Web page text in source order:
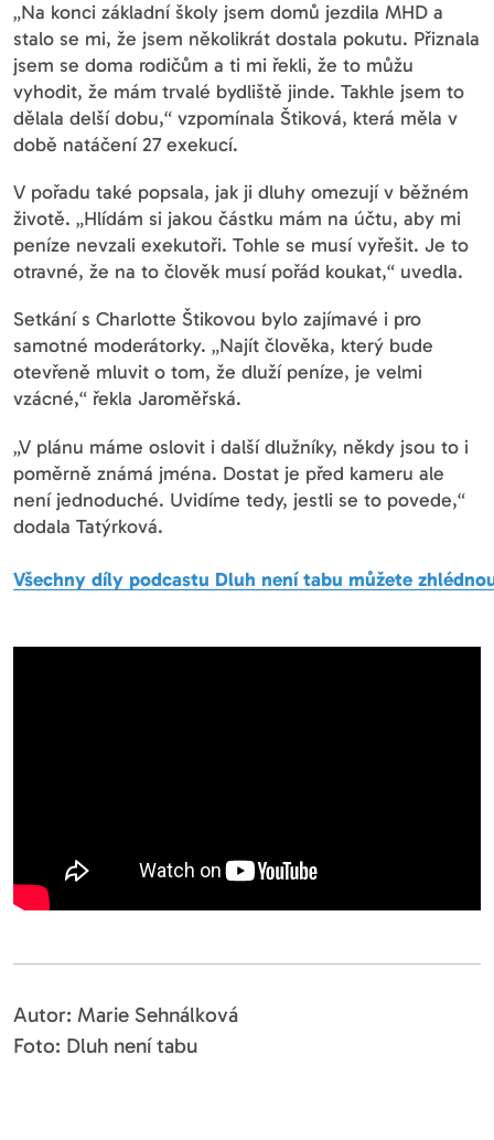
„Na konci základní školy jsem domů jezdila MHD a
stalo se mi, že jsem několikrát dostala pokutu. Přiznala
jsem se doma rodičům a ti mi řekli, že to můžu
vyhodit, že mám trvalé bydliště jinde. Takhle jsem to
dělala delší dobu,“ vzpomínala Štiková, která měla v
době natáčení 27 exekucí.
V pořadu také popsala, jak ji dluhy omezují v běžném
životě. „Hlídám si jakou částku mám na účtu, aby mi
peníze nevzali exekutoři. Tohle se musí vyřešit. Je to
otravné, že na to člověk musí pořád koukat,“ uvedla.
Setkání s Charlotte Štikovou bylo zajímavé i pro
samotné moderátorky. „Najít člověka, který bude
otevřeně mluvit o tom, že dluží peníze, je velmi
vzácné,“ řekla Jaroměřská.
„V plánu máme oslovit i další dlužníky, někdy jsou to i
poměrně známá jména. Dostat je před kameru ale
není jednoduché. Uvidíme tedy, jestli se to povede,“
dodala Tatýrková.
Všechny díly podcastu Dluh není tabu můžete
Autor: Marie Sehnálková
Foto: Dluh není tabu